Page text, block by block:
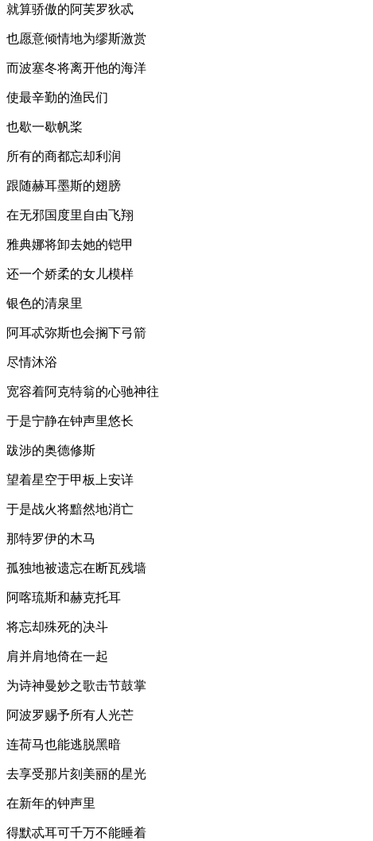
就算骄傲的阿芙罗狄忒
也愿意倾情地为缪斯激赏
而波塞冬将离开他的海洋
使最辛勤的渔民们
也歇一歇帆桨
所有的商都忘却利润
跟随赫耳墨斯的翅膀
在无邪国度里自由飞翔
雅典娜将卸去她的铠甲
还一个娇柔的女儿模样
银色的清泉里
阿耳忒弥斯也会搁下弓箭
尽情沐浴
宽容着阿克特翁的心驰神往
于是宁静在钟声里悠长
跋涉的奥德修斯
望着星空于甲板上安详
于是战火将黯然地消亡
那特罗伊的木马
孤独地被遗忘在断瓦残墙
阿喀琉斯和赫克托耳
将忘却殊死的决斗
肩并肩地倚在一起
为诗神曼妙之歌击节鼓掌
阿波罗赐予所有人光芒
连荷马也能逃脱黑暗
去享受那片刻美丽的星光
在新年的钟声里
得默忒耳可千万不能睡着